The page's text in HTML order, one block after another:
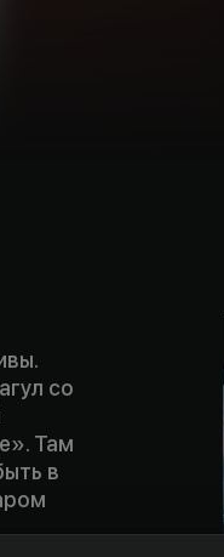
со
Там
в